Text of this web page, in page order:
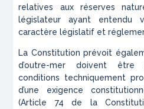
relatives aux réserves
législateur ayant
caractère législatif et
La Constitution prévoit
d’outre-mer doivent être
conditions techniquement
d’une exigence
(Article 74 de la